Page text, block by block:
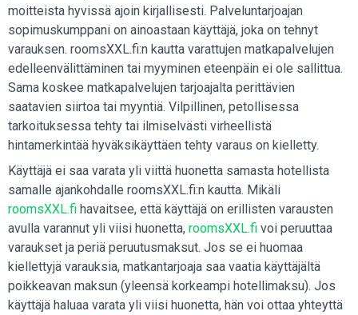
moitteista hyvissä ajoin kirjallisesti. Palveluntarjoajan
sopimuskumppani on ainoastaan käyttäjä, joka on tehnyt
varauksen. roomsXXL.fi:n kautta varattujen matkapalvelujen
edelleenvälittäminen tai myyminen eteenpäin ei ole sallittua.
Sama koskee matkapalvelujen tarjoajalta perittävien
saatavien siirtoa tai myyntiä. Vilpillinen, petollisessa
tarkoituksessa tehty tai ilmiselvästi virheellistä
hintamerkintää hyväksikäyttäen tehty varaus on kielletty.
Käyttäjä ei saa varata yli viittä huonetta samasta hotellista
samalle ajankohdalle roomsXXL.fi:n kautta. Mikäli
roomsXXL.fi havaitsee, että käyttäjä on erillisten varausten
avulla varannut yli viisi huonetta, roomsXXL.fi voi peruuttaa
varaukset ja periä peruutusmaksut. Jos se ei huomaa
kiellettyjä varauksia, matkantarjoaja saa vaatia käyttäjältä
poikkeavan maksun (yleensä korkeampi hotellimaksu). Jos
käyttäjä haluaa varata yli viisi huonetta, hän voi ottaa yhteyttä